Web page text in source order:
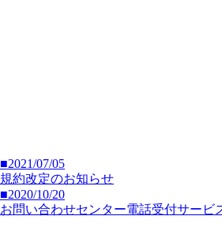
■2021/07/05
規約改定のお知らせ
■2020/10/20
お問い合わせセンター電話受付サービ